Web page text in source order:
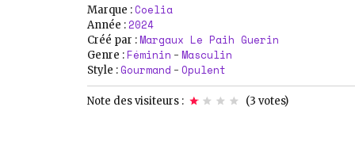
Marque :Coelia
Année :2024
Créé par :Margaux Le Paih Guerin
Genre :Féminin - Masculin
Style :Gourmand - Opulent
Note des visiteurs : (3 votes)